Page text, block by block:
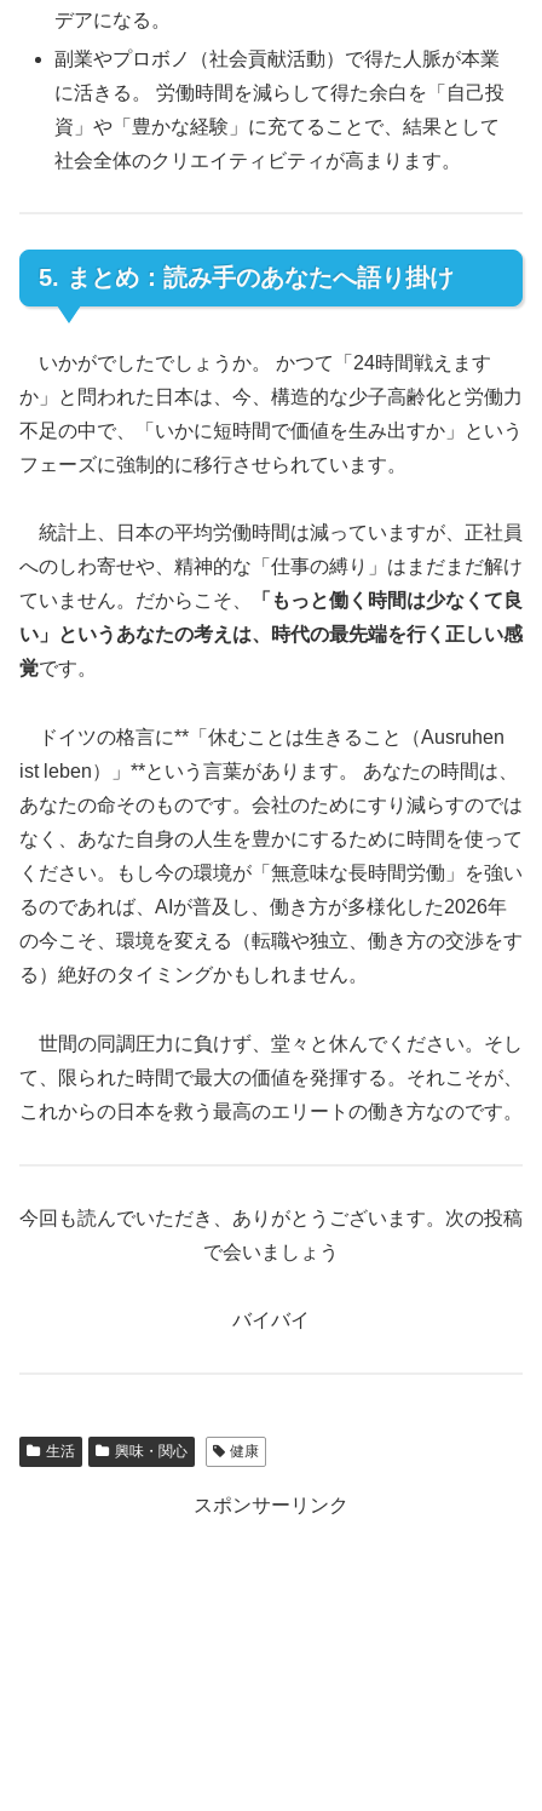
デアになる。
副業やプロボノ（社会貢献活動）で得た人脈が本業
に活きる。 労働時間を減らして得た余白を「自己投
資」や「豊かな経験」に充てることで、結果として
社会全体のクリエイティビティが高まります。
5. まとめ：読み手のあなたへ語り掛け
いかがでしたでしょうか。 かつて「24時間戦えます
か」と問われた日本は、今、構造的な少子高齢化と労働力
不足の中で、「いかに短時間で価値を生み出すか」という
フェーズに強制的に移行させられています。
統計上、日本の平均労働時間は減っていますが、正社員
へのしわ寄せや、精神的な「仕事の縛り」はまだまだ解け
ていません。だからこそ、
「もっと働く時間は少なくて良
い」というあなたの考えは、時代の最先端を行く正しい感
覚です。
ドイツの格言に**「休むことは生きること（Ausruhen
ist leben）」**という言葉があります。 あなたの時間は、
あなたの命そのものです。会社のためにすり減らすのでは
なく、あなた自身の人生を豊かにするために時間を使って
ください。もし今の環境が「無意味な長時間労働」を強い
るのであれば、AIが普及し、働き方が多様化した2026年
の今こそ、環境を変える（転職や独立、働き方の交渉をす
る）絶好のタイミングかもしれません。
世間の同調圧力に負けず、堂々と休んでください。そし
て、限られた時間で最大の価値を発揮する。それこそが、
これからの日本を救う最高のエリートの働き方なのです。
今回も読んでいただき、ありがとうございます。次の投稿
で会いましょう
バイバイ
生活 興味・関心 健康
スポンサーリンク